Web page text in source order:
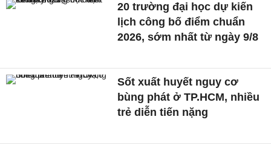
20 trường đại học dự kiến
lịch công bố điểm chuẩn
2026, sớm nhất từ ngày 9/8
Sốt xuất huyết nguy cơ
bùng phát ở TP.HCM, nhiều
trẻ diễn tiến nặng